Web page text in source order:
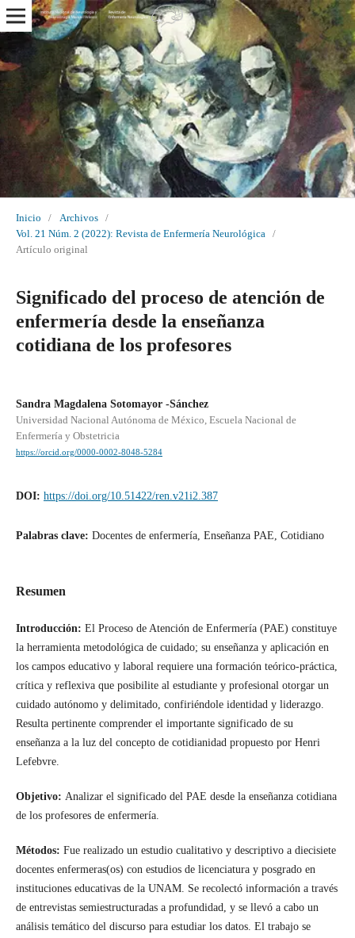
Inicio / Archivos
/
Vol. 21 Núm. 2 (2022): Revista de Enfermería Neurológica
/
Artículo original
Significado del proceso de atención de
enfermería desde la enseñanza
cotidiana de los profesores
Sandra Magdalena Sotomayor -Sánchez
Universidad Nacional Autónoma de México, Escuela Nacional de
Enfermería y Obstetricia
https://orcid.org/0000-0002-8048-5284
DOI: https://doi.org/10.51422/ren.v21i2.387
Palabras clave: Docentes de enfermería, Enseñanza PAE, Cotidiano
Resumen
Introducción: El Proceso de Atención de Enfermería (PAE) constituye
la herramienta metodológica de cuidado; su enseñanza y aplicación en
los campos educativo y laboral requiere una formación teórico-práctica,
crítica y reflexiva que posibilite al estudiante y profesional otorgar un
cuidado autónomo y delimitado, confiriéndole identidad y liderazgo.
Resulta pertinente comprender el importante significado de su
enseñanza a la luz del concepto de cotidianidad propuesto por Henri
Lefebvre.
Objetivo: Analizar el significado del PAE desde la enseñanza cotidiana
de los profesores de enfermería.
Métodos: Fue realizado un estudio cualitativo y descriptivo a diecisiete
docentes enfermeras(os) con estudios de licenciatura y posgrado en
instituciones educativas de la UNAM. Se recolectó información a través
de entrevistas semiestructuradas a profundidad, y se llevó a cabo un
análisis temático del discurso para estudiar los datos. El trabajo se